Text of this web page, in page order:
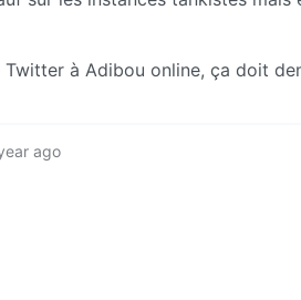
à Adibou online, ça doit
ago